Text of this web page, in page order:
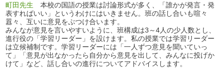
町田先生 本校の国語の授業は討論形式が多く、「誰かが発言・発
表すればいい」というわけにはいきません。班の話し合いも喧々
囂々、互いに意見をぶつけ合います。
みんなが意見を言いやすいように、班構成は3～4人の少人数とし、
進行役の「学習リーダー」を設けます。私の授業では学習リーダー
は立候補制です。学習リーダーには「一人ずつ意見を聞いていっ
て」「意見が出なかったら自分から意見を出して、みんなに投げか
けて」など、話し合いの進行についてアドバイスします。